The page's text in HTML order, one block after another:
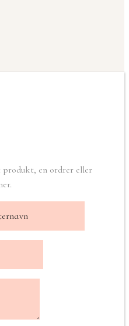
produkt, en ordrer eller